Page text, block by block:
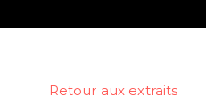
Retour aux extraits